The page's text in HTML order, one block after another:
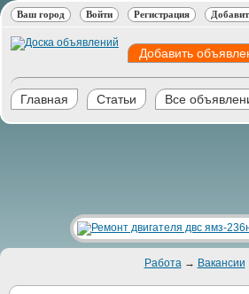
Ваш город Войти Регистрация
Добавить
Главная Статьи Все
Работа→ Вакансии